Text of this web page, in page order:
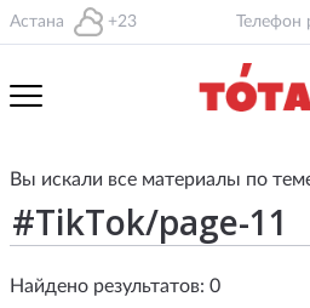
Астана +23 Телефон
Вы искали все материалы по
Найдено результатов: 0